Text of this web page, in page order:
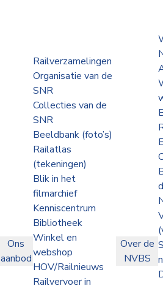
Ons
aanbod
Railverzamelingen
Organisatie van de
SNR
Collecties van de
SNR
Beeldbank (foto’s)
Railatlas
(tekeningen)
Blik in het
filmarchief
Kenniscentrum
Bibliotheek
Winkel en
webshop
HOV/Railnieuws
Railvervoer in
Over de
NVBS